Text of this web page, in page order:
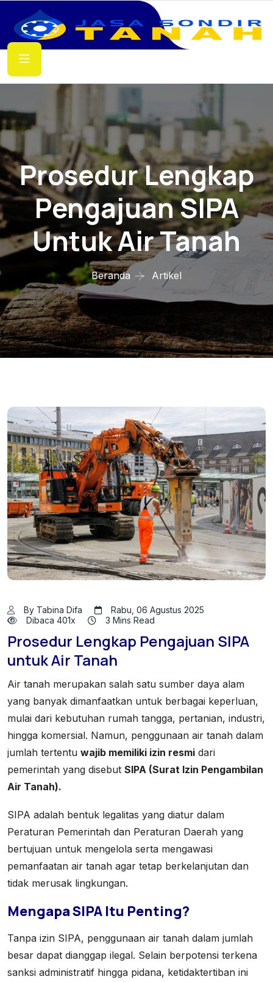
Prosedur Lengkap
Pengajuan SIPA
Untuk Air Tanah
Beranda Artikel
By Tabina Difa
Rabu, 06 Agustus 2025
Dibaca 401x
3 Mins Read
Prosedur Lengkap Pengajuan SIPA
untuk Air Tanah
Air tanah merupakan salah satu sumber daya alam
yang banyak dimanfaatkan untuk berbagai keperluan,
mulai dari kebutuhan rumah tangga, pertanian, industri,
hingga komersial. Namun, penggunaan air tanah dalam
jumlah tertentu wajib memiliki izin resmi dari
pemerintah yang disebut SIPA (Surat Izin Pengambilan
Air Tanah).
SIPA adalah bentuk legalitas yang diatur dalam
Peraturan Pemerintah dan Peraturan Daerah yang
bertujuan untuk mengelola serta mengawasi
pemanfaatan air tanah agar tetap berkelanjutan dan
tidak merusak lingkungan.
Mengapa SIPA Itu Penting?
Tanpa izin SIPA, penggunaan air tanah dalam jumlah
besar dapat dianggap ilegal. Selain berpotensi terkena
sanksi administratif hingga pidana, ketidaktertiban ini